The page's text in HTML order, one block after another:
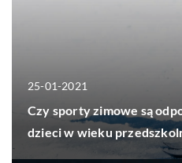
25-01-2021
Czy sporty zimowe są
dzieci w wieku